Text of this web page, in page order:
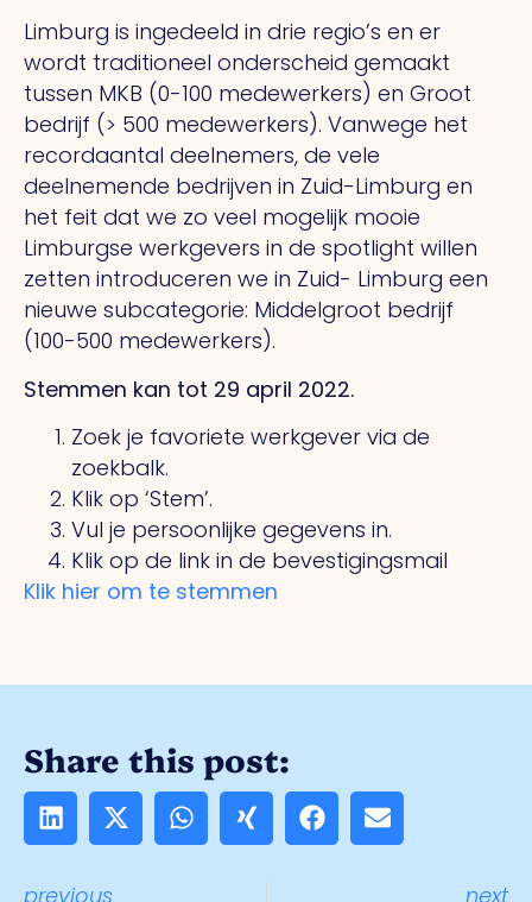
Limburg is ingedeeld in drie regio’s en er
wordt traditioneel onderscheid gemaakt
tussen MKB (0-100 medewerkers) en Groot
bedrijf (> 500 medewerkers). Vanwege het
recordaantal deelnemers, de vele
deelnemende bedrijven in Zuid-Limburg en
het feit dat we zo veel mogelijk mooie
Limburgse werkgevers in de spotlight willen
zetten introduceren we in Zuid- Limburg een
nieuwe subcategorie: Middelgroot bedrijf
(100-500 medewerkers).
Stemmen kan tot 29 april 2022.
Zoek je favoriete werkgever via de
zoekbalk.
Klik op ‘Stem’.
Vul je persoonlijke gegevens in.
Klik op de link in de bevestigingsmail
Klik hier om te stemmen
Share this post:
previous next